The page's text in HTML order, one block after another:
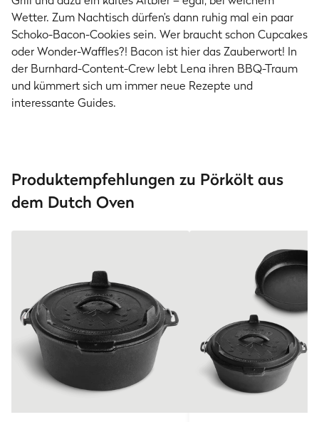
Wetter. Zum Nachtisch dürfen’s dann ruhig mal ein paar
Schoko-Bacon-Cookies sein. Wer braucht schon Cupcakes
oder Wonder-Waffles?! Bacon ist hier das Zauberwort! In
der Burnhard-Content-Crew lebt Lena ihren BBQ-Traum
und kümmert sich um immer neue Rezepte und
interessante Guides.
Produktempfehlungen zu Pörkölt aus
dem Dutch Oven